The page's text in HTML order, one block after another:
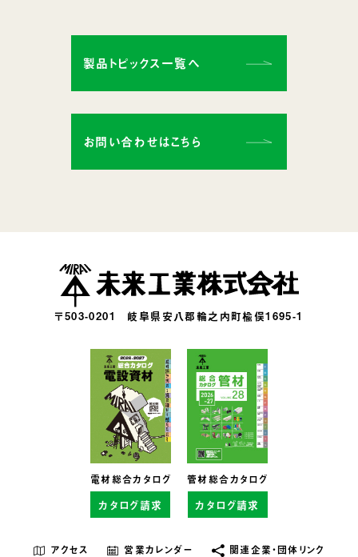
製品トピックス一覧へ
お問い合わせはこちら
〒503-0201 岐阜県安八郡輪之内町楡俣1695-1
電材総合カタログ
カタログ請求
管材総合カタログ
カタログ請求
アクセス 営業カレンダー 関連企業・団体リンク